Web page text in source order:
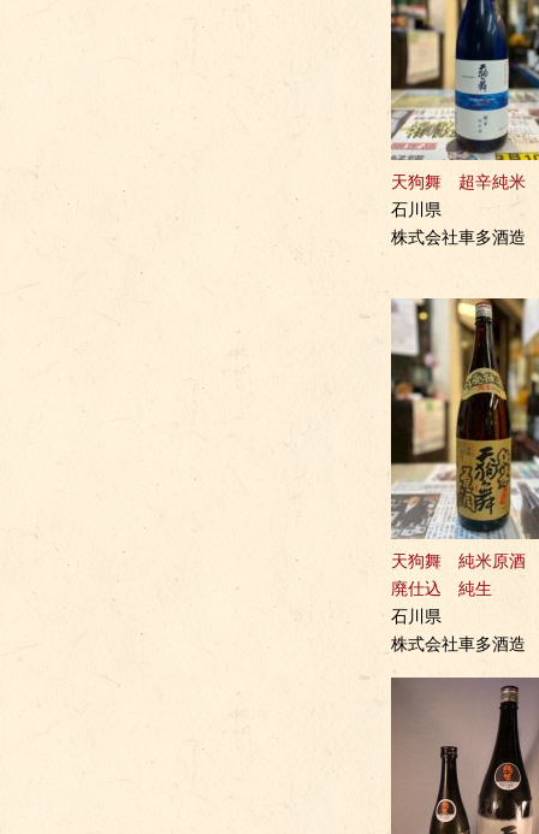
天狗舞 超辛純米
石川県
株式会社車多酒造
天狗舞 純米原酒
廃仕込 純生
石川県
株式会社車多酒造